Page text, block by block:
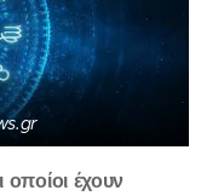
έχουν